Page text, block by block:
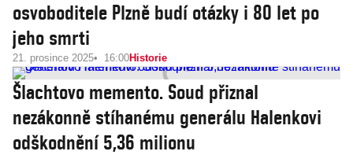
osvoboditele Plzně budí otázky i 80 let po
jeho smrti
21. prosince 2025 16:00Historie
Šlachtovo memento. Soud přiznal
nezákonně stíhanému generálu Halenkovi
odškodnění 5,36 milionu